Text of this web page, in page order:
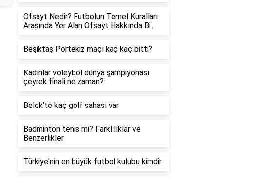
Ofsayt Nedir? Futbolun Temel Kuralları
Arasında Yer Alan Ofsayt Hakkında Bi..
Beşiktaş Portekiz maçı kaç kaç bitti?
Kadınlar voleybol dünya şampiyonası
çeyrek finali ne zaman?
Belek'te kaç golf sahası var
Badminton tenis mi? Farklılıklar ve
Benzerlikler
Türkiye'nin en büyük futbol kulubu kimdir